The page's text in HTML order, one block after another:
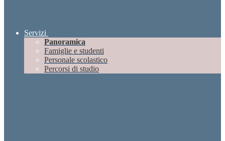
Servizi
Panoramica
Famiglie e studenti
Personale scolastico
Percorsi di studio